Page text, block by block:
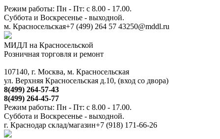
Режим работы: Пн - Пт: с 8.00 - 17.00.
Суббота и Воскресенье - выходной.
м. Красносельская+7 (499) 264 57 43250@mddl.ru
МИДЛ на Красносельской
Розничная торговля и ремонт
107140, г. Москва, м. Красносельская
ул. Верхняя Красносельская д.10, (вход со двора)
8(499) 264-57-43
8(499) 264-45-77
Режим работы: Пн - Пт: с 8.00 - 17.00.
Суббота и Воскресенье - выходной.
г. Краснодар склад/магазин+7 (918) 171-66-26